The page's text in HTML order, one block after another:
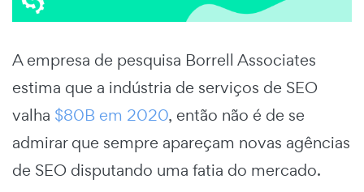
A empresa de pesquisa Borrell Associates
estima que a indústria de serviços de SEO
valha $80B em 2020, então não é de se
admirar que sempre apareçam novas agências
de SEO disputando uma fatia do mercado.